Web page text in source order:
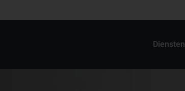
Diensten